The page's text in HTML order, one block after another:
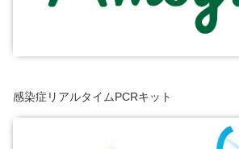
感染症リアルタイムPCRキット